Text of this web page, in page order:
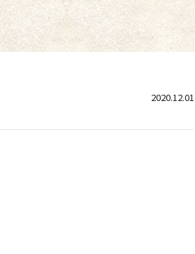
2020.12.01